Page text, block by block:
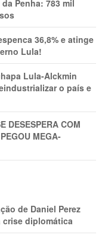
Penha: 783 mil
36,8% e atinge
Lula!
Lula-Alckmin
o país e
DESESPERA COM
MEGA-
de Daniel Perez
crise diplomática